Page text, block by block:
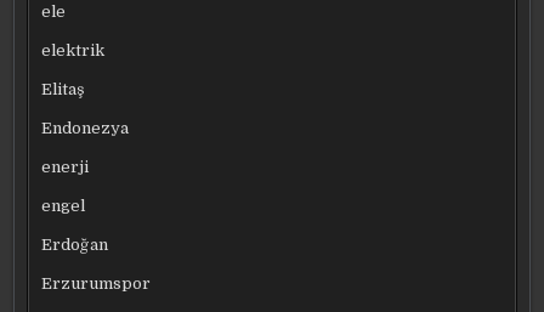
ele
elektrik
Elitaş
Endonezya
enerji
engel
Erdoğan
Erzurumspor